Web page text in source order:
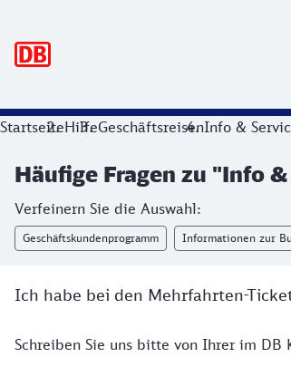
StartseiteHilfeGeschäftsreisenInfo &
Häufige Fragen zu "Info
Verfeinern Sie die Auswahl:
Geschäftskundenprogramm Informationen zur
Ich habe bei den Mehrfahrten-
Schreiben Sie uns bitte von Ihrer im DB